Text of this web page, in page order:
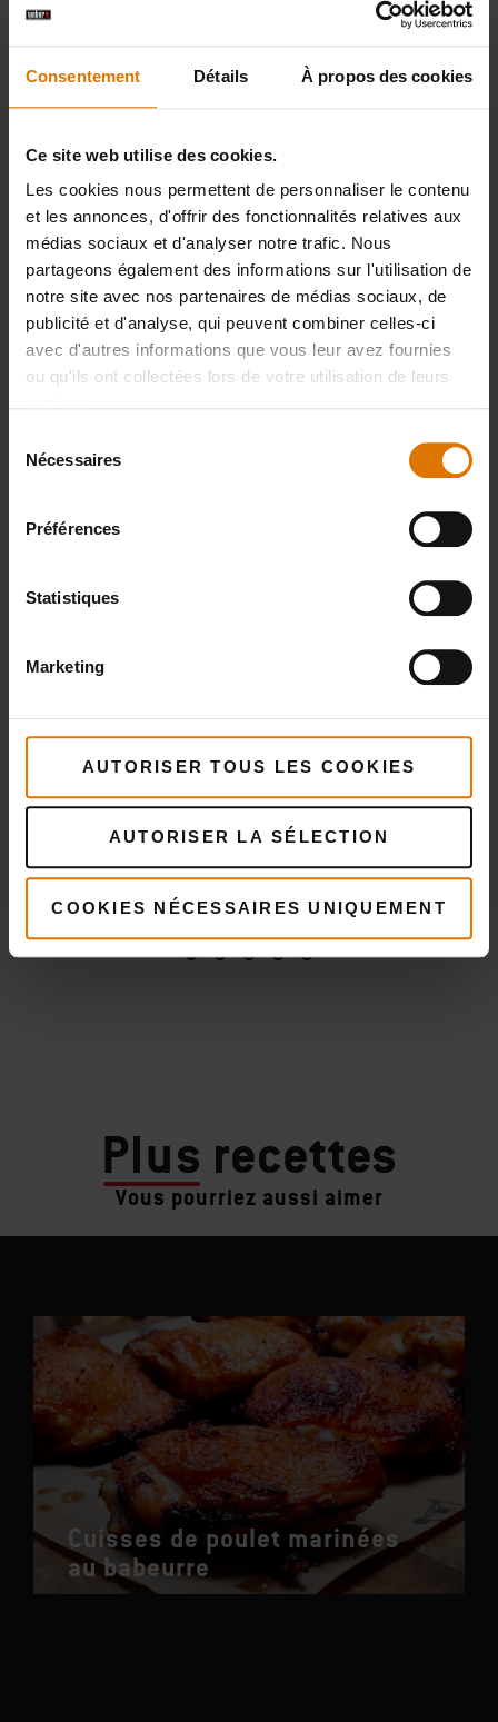
Consentement Détails À propos des cookies
Ce site web utilise des cookies.
Les cookies nous permettent de personnaliser le contenu
et les annonces, d'offrir des fonctionnalités relatives aux
médias sociaux et d'analyser notre trafic. Nous
partageons également des informations sur l'utilisation de
notre site avec nos partenaires de médias sociaux, de
publicité et d'analyse, qui peuvent combiner celles-ci
avec d'autres informations que vous leur avez fournies
ou qu'ils ont collectées lors de votre utilisation de leurs
Nécessaires
Préférences
Statistiques
Marketing
AUTORISER TOUS LES COOKIES
AUTORISER LA SÉLECTION
COOKIES NÉCESSAIRES UNIQUEMENT
PRINT THIS LIST
Préparons-nous
Accessoires
recommandés
détails
Plancha
Weber®
SLATE
cm
Voir
Plus recettes
Vous pourriez aussi aimer
Cuisses de poulet marinées
au babeurre